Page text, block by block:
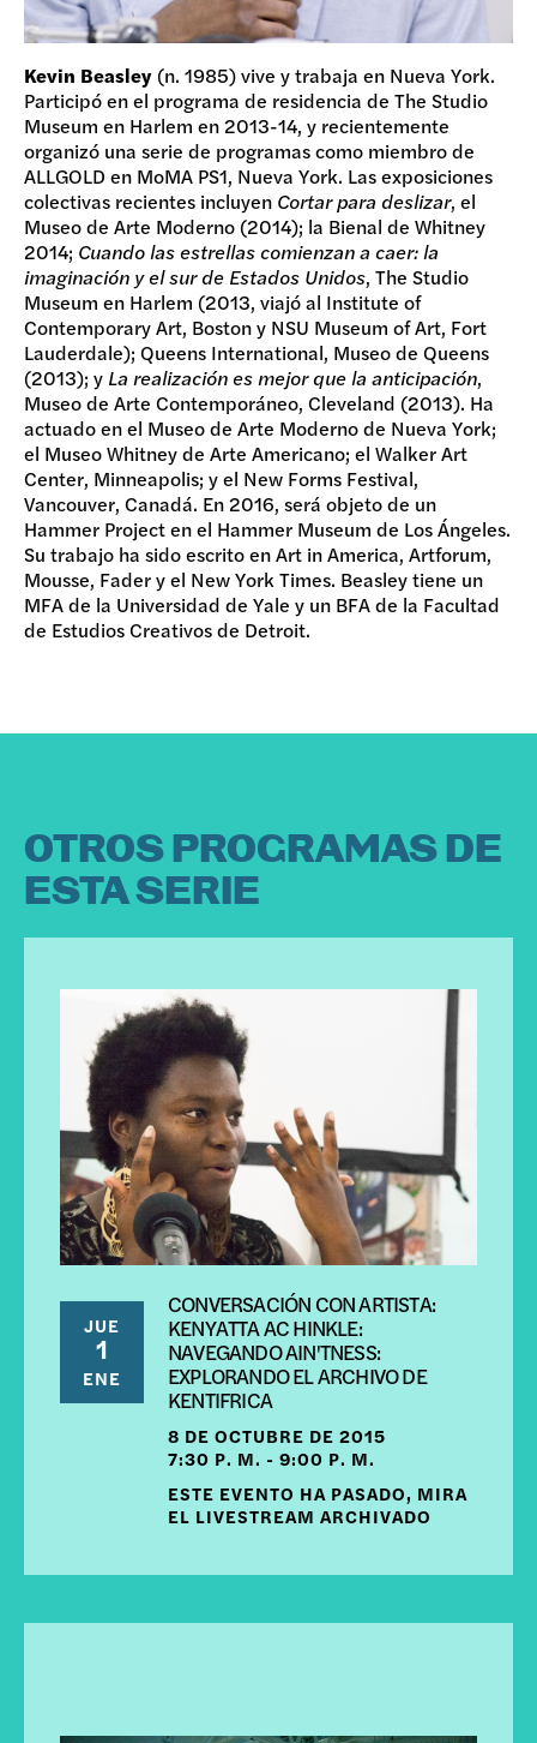
Kevin Beasley(n. 1985) vive y trabaja en Nueva York.
Participó en el programa de residencia de The Studio
Museum en Harlem en 2013-14, y recientemente
organizó una serie de programas como miembro de
ALLGOLD en MoMA PS1, Nueva York. Las exposiciones
colectivas recientes incluyen Cortar para deslizar, el
Museo de Arte Moderno (2014); la Bienal de Whitney
2014; Cuando las estrellas comienzan a caer: la
imaginación y el sur de Estados Unidos, The Studio
Museum en Harlem (2013, viajó al Institute of
Contemporary Art, Boston y NSU Museum of Art, Fort
Lauderdale); Queens International, Museo de Queens
(2013); y La realización es mejor que la anticipación,
Museo de Arte Contemporáneo, Cleveland (2013). Ha
actuado en el Museo de Arte Moderno de Nueva York;
el Museo Whitney de Arte Americano; el Walker Art
Center, Minneapolis; y el New Forms Festival,
Vancouver, Canadá. En 2016, será objeto de un
Hammer Project en el Hammer Museum de Los Ángeles.
Su trabajo ha sido escrito en Art in America, Artforum,
Mousse, Fader y el New York Times. Beasley tiene un
MFA de la Universidad de Yale y un BFA de la Facultad
de Estudios Creativos de Detroit.
OTROS PROGRAMAS DE
ESTA SERIE
JUE
1
ENE
CONVERSACIÓN CON ARTISTA:
KENYATTA AC HINKLE:
NAVEGANDO AIN'TNESS:
EXPLORANDO EL ARCHIVO DE
KENTIFRICA
8 DE OCTUBRE DE 2015
7:30 P. M. - 9:00 P. M.
ESTE EVENTO HA PASADO, MIRA
EL LIVESTREAM ARCHIVADO